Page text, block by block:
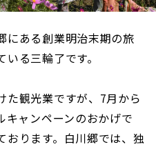
にある創業明治末期の旅
る三輪了です。
た観光業ですが、7月から
キャンペーンのおかげで
おります。白川郷では、独